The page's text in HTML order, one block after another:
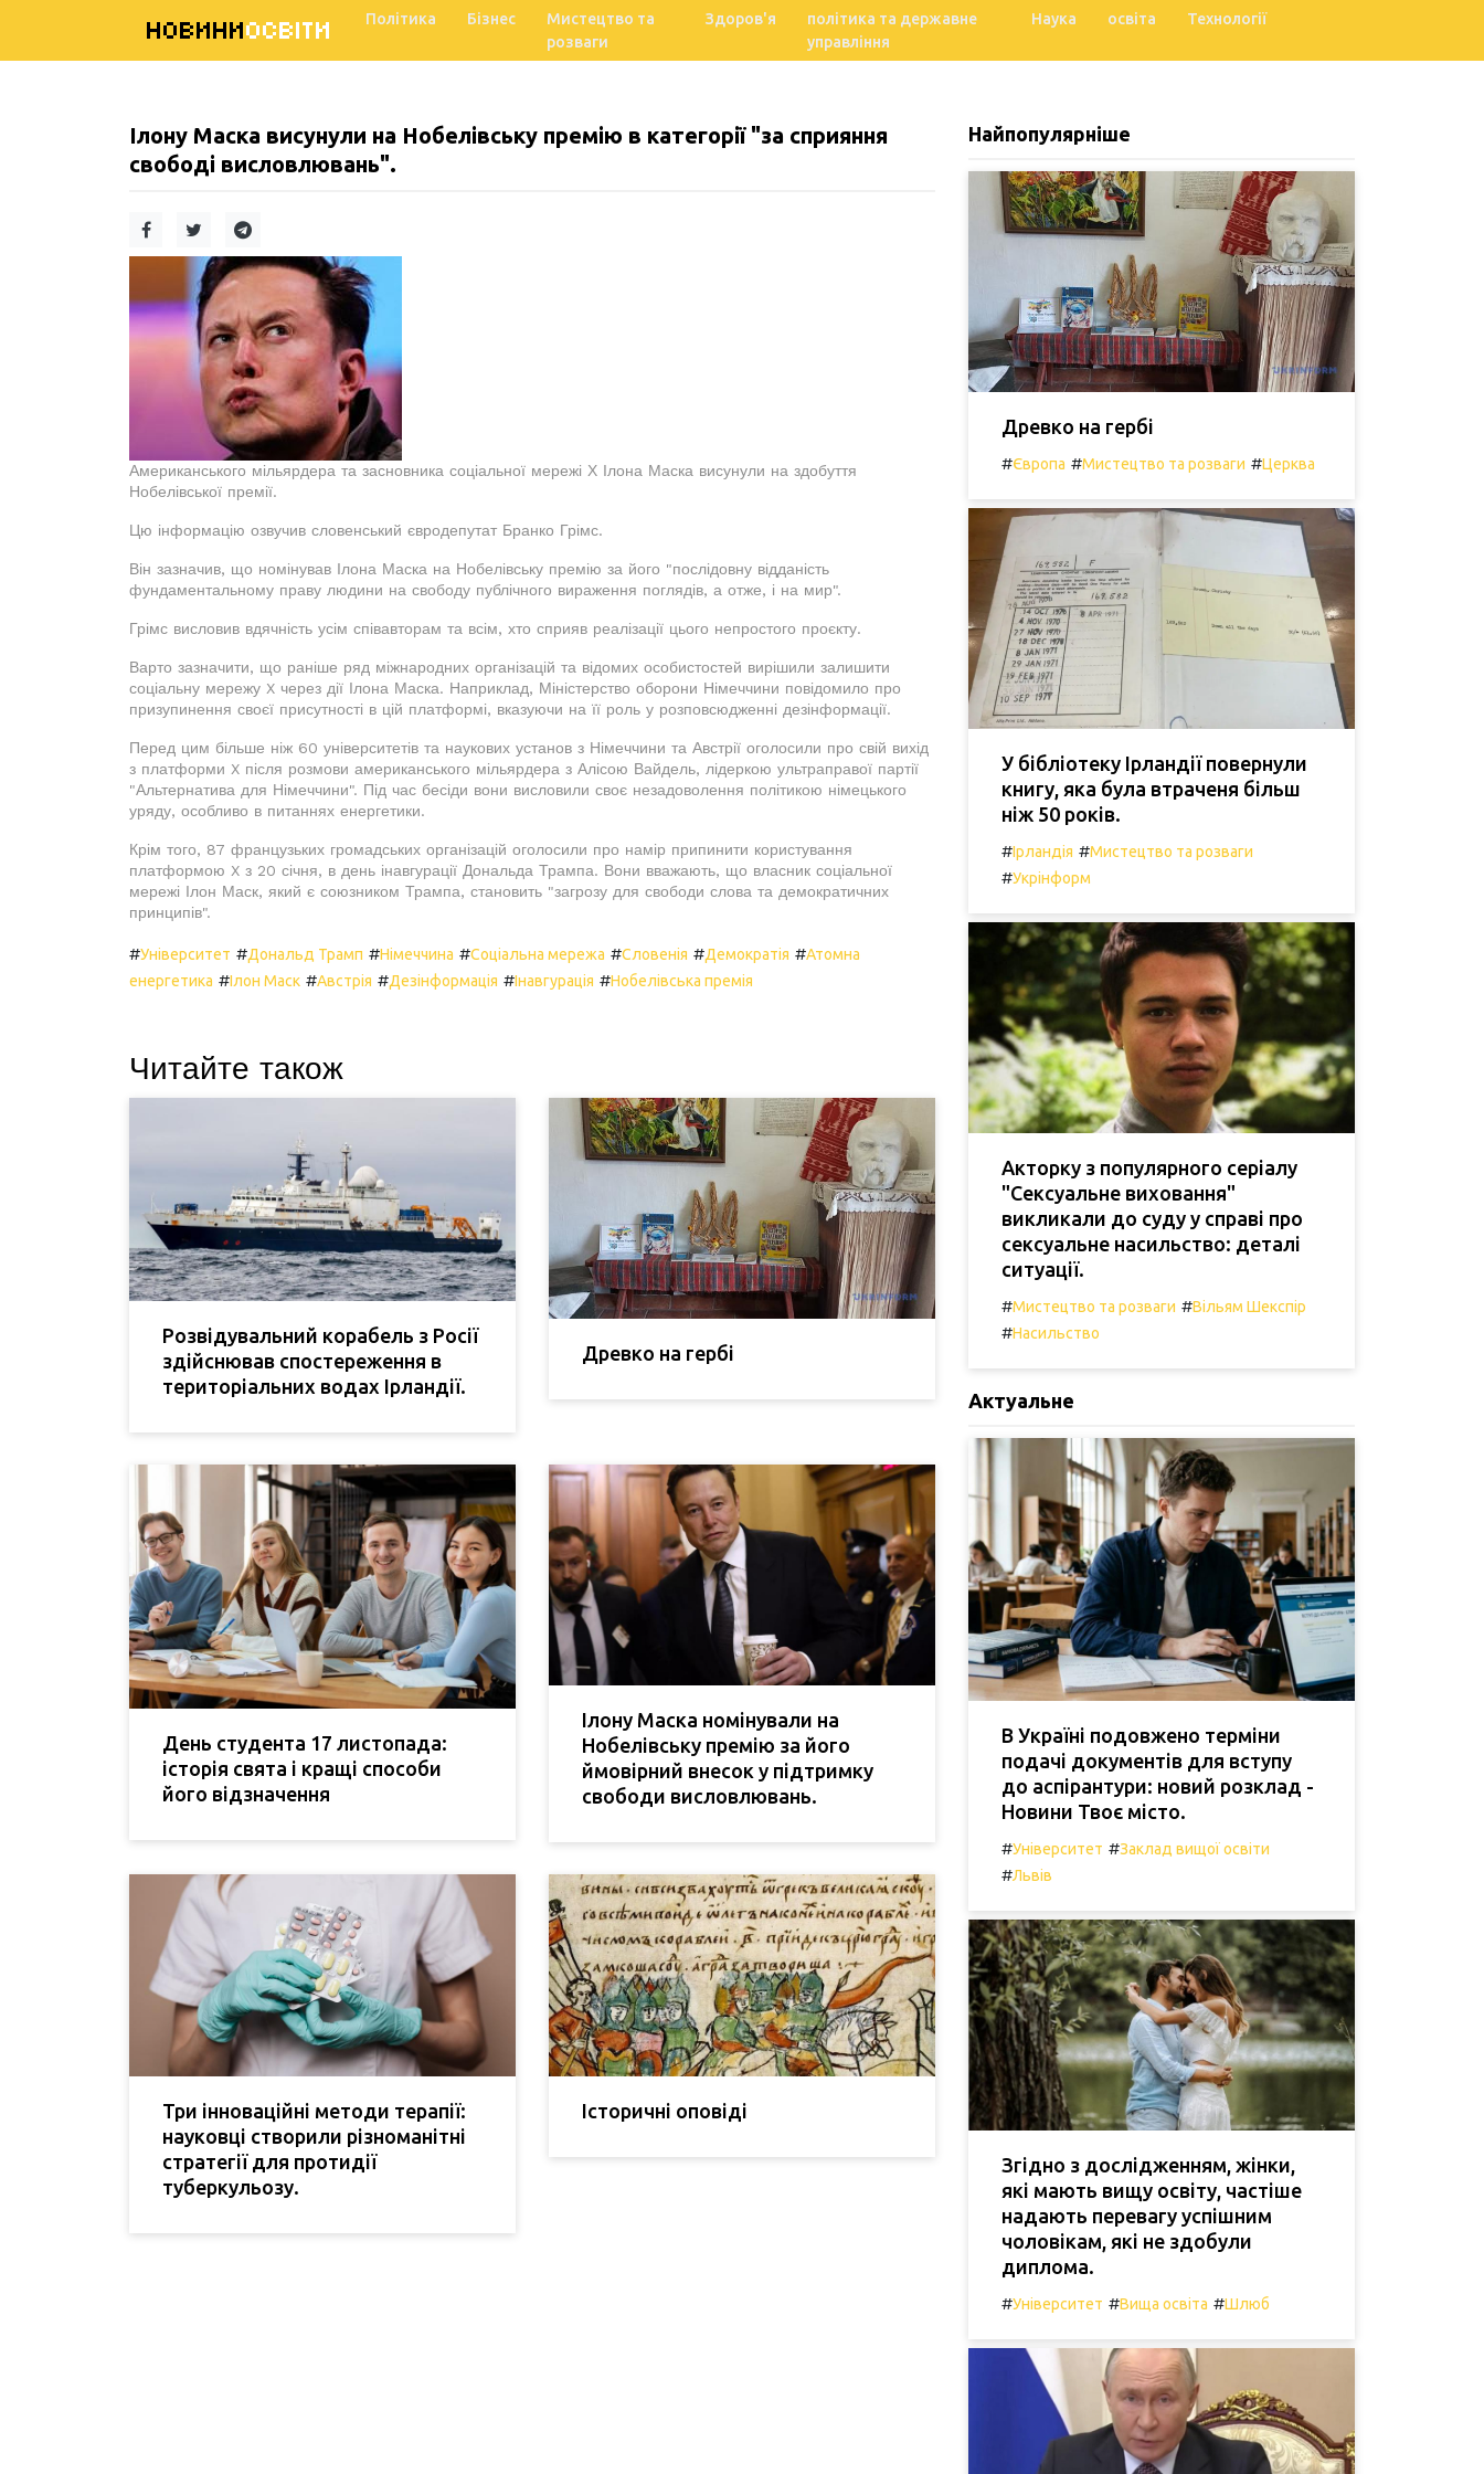
НОВИНИОСВІТИ Політика Бізнес
Мистецтво та
розваги
Здоров'я
політика та державне
управління
Наука освіта Технології
Ілону Маска висунули на Нобелівську премію в категорії "за сприяння
свободі висловлювань".
Американського мільярдера та засновника соціальної мережі Х Ілона Маска висунули на здобуття
Нобелівської премії.
Цю інформацію озвучив словенський євродепутат Бранко Грімс.
Він зазначив, що номінував Ілона Маска на Нобелівську премію за його "послідовну відданість
фундаментальному праву людини на свободу публічного вираження поглядів, а отже, і на мир".
Грімс висловив вдячність усім співавторам та всім, хто сприяв реалізації цього непростого проєкту.
Варто зазначити, що раніше ряд міжнародних організацій та відомих особистостей вирішили залишити
соціальну мережу X через дії Ілона Маска. Наприклад, Міністерство оборони Німеччини повідомило про
призупинення своєї присутності в цій платформі, вказуючи на її роль у розповсюдженні дезінформації.
Перед цим більше ніж 60 університетів та наукових установ з Німеччини та Австрії оголосили про свій вихід
з платформи X після розмови американського мільярдера з Алісою Вайдель, лідеркою ультраправої партії
"Альтернатива для Німеччини". Під час бесіди вони висловили своє незадоволення політикою німецького
уряду, особливо в питаннях енергетики.
Крім того, 87 французьких громадських організацій оголосили про намір припинити користування
платформою X з 20 січня, в день інавгурації Дональда Трампа. Вони вважають, що власник соціальної
мережі Ілон Маск, який є союзником Трампа, становить "загрозу для свободи слова та демократичних
принципів".
#Університет #Дональд Трамп #Німеччина #Соціальна мережа #Словенія #Демократія #Атомна
енергетика #Ілон Маск #Австрія #Дезінформація #Інавгурація #Нобелівська премія
Читайте також
Розвідувальний корабель з Росії
здійснював спостереження в
територіальних водах Ірландії.
Древко на гербі
День студента 17 листопада:
історія свята і кращі способи
його відзначення
Ілону Маска номінували на
Нобелівську премію за його
ймовірний внесок у підтримку
свободи висловлювань.
Три інноваційні методи терапії:
науковці створили різноманітні
стратегії для протидії
туберкульозу.
Історичні оповіді
Найпопулярніше
Древко на гербі
#Європа #Мистецтво та розваги #Церква
У бібліотеку Ірландії повернули
книгу, яка була втраченя більш
ніж 50 років.
#Ірландія #Мистецтво та розваги
#Укрінформ
Акторку з популярного серіалу
"Сексуальне виховання"
викликали до суду у справі про
сексуальне насильство: деталі
ситуації.
#Мистецтво та розваги #Вільям Шекспір
#Насильство
Актуальне
В Україні подовжено терміни
подачі документів для вступу
до аспірантури: новий розклад -
Новини Твоє місто.
#Університет #Заклад вищої освіти
#Львів
Згідно з дослідженням, жінки,
які мають вищу освіту, частіше
надають перевагу успішним
чоловікам, які не здобули
диплома.
#Університет #Вища освіта #Шлюб